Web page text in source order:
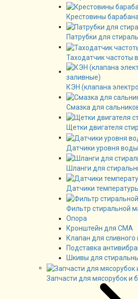
Крестовины барабана
Патрубки для
Таходатчик частоты
КЭН (клапана
Смазка для
Щетки двигателя
Датчики уровня воды
Шланги для
Датчики
Фильтр стиральной
Опора
Кронштейн для СМА
Клапан для сливного
Подставка
Шкивы для
Запчасти для мясорубок и